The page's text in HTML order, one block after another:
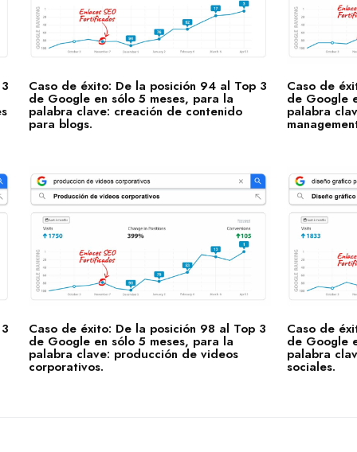
Caso de éxito: De la posición 94 al Top 3
de Google en sólo 5 meses, para la
palabra clave: creación de contenido
para blogs.
Caso de
de Google
palabra
Caso de éxito: De la posición 98 al Top 3
de Google en sólo 5 meses, para la
palabra clave: producción de videos
corporativos.
Caso de
de Google
palabra
sociales.